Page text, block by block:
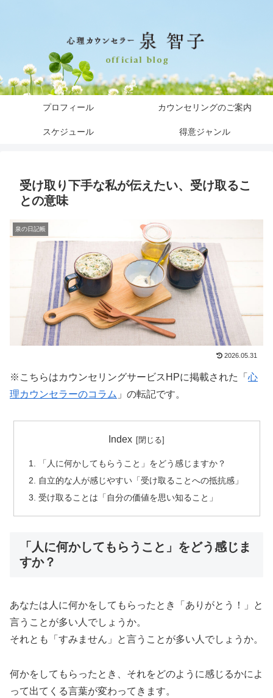
プロフィール カウンセリングのご案内
スケジュール 得意ジャンル
受け取り下手な私が伝えたい、受け取るこ
との意味
泉の日記帳
2026.05.31
※こちらはカウンセリングサービスHPに掲載された「 心
理カウンセラーのコラム 」の転記です。
Index
「人に何かしてもらうこと」をどう感じますか？
自立的な人が感じやすい「受け取ることへの抵抗感」
受け取ることは「自分の価値を思い知ること」
「人に何かしてもらうこと」をどう感じま
すか？
あなたは人に何かをしてもらったとき「ありがとう！」と
言うことが多い人でしょうか。
それとも「すみません」と言うことが多い人でしょうか。
何かをしてもらったとき、それをどのように感じるかによ
って出てくる言葉が変わってきます。